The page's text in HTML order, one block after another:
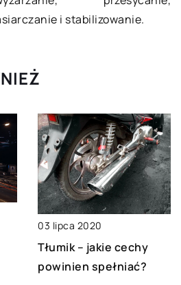
i stabilizowanie.
03 lipca 2020
Tłumik – jakie cechy
powinien spełniać?